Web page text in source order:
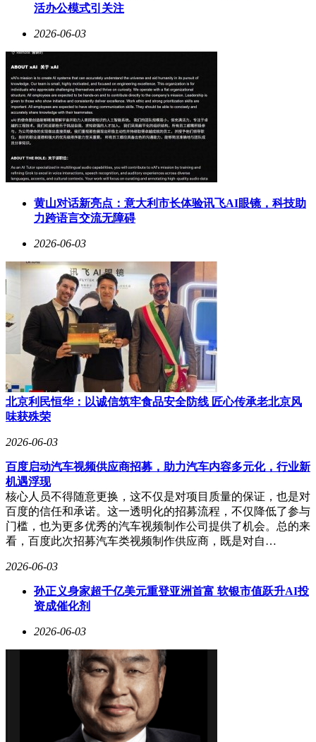
活办公模式引关注
2026-06-03
黄山对话新亮点：意大利市长体验讯飞AI眼镜，科技助
力跨语言交流无障碍
2026-06-03
北京利民恒华：以诚信筑牢食品安全防线 匠心传承老北京风
味获殊荣
2026-06-03
百度启动汽车视频供应商招募，助力汽车内容多元化，行业新
机遇浮现
核心人员不得随意更换，这不仅是对项目质量的保证，也是对
百度的信任和承诺。这一透明化的招募流程，不仅降低了参与
门槛，也为更多优秀的汽车视频制作公司提供了机会。总的来
看，百度此次招募汽车类视频制作供应商，既是对自…
2026-06-03
孙正义身家超千亿美元重登亚洲首富 软银市值跃升AI投
资成催化剂
2026-06-03